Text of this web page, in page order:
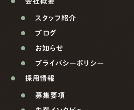
スタッフ紹介
ブログ
お知らせ
プライバシーポリシー
採用情報
募集要項